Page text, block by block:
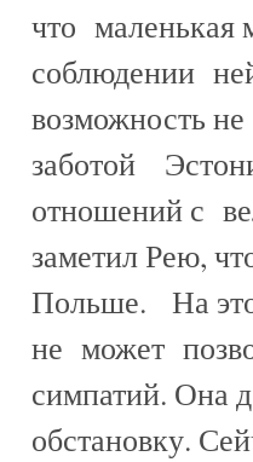
что маленькая
соблюдении
возможность
заботой
отношений с
заметил Рею,
Польше. На это
не может
симпатий. Она
обстановку.